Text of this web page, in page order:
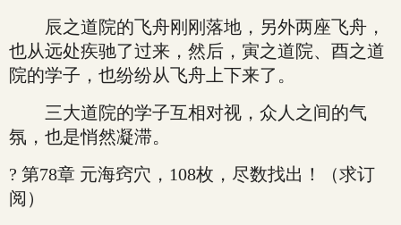
辰之道院的飞舟刚刚落地，另外两座飞舟，
也从远处疾驰了过来，然后，寅之道院、酉之道
院的学子，也纷纷从飞舟上下来了。
三大道院的学子互相对视，众人之间的气
氛，也是悄然凝滞。
? 第78章 元海窍穴，108枚，尽数找出！（求订
阅）